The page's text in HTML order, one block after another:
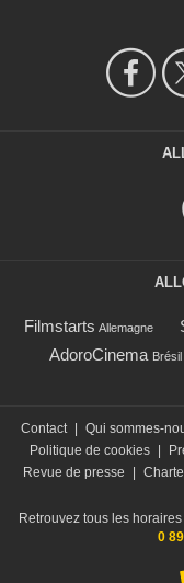
Filmstarts Allemagne
AdoroCinema Brésil
Contact Qui sommes-
Politique de cookies
Revue de presse
Retrouvez tous les
0